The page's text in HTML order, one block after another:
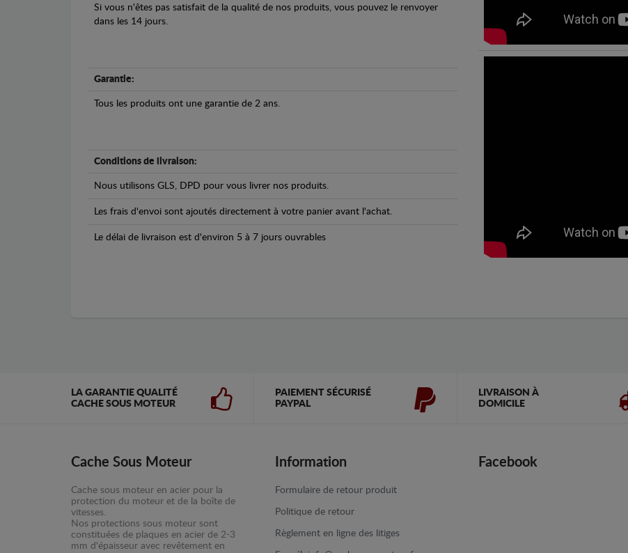
Si vous n'êtes pas satisfait de la qualité de nos produits, vous pouvez le renvoyer
dans les 14 jours.
Garantie:
Tous les produits ont une garantie de 2 ans.
Conditions de livraison:
Nous utilisons GLS, DPD pour vous livrer nos produits.
Les frais d'envoi sont ajoutés directement à votre panier avant l'achat.
Le délai de livraison est d'environ 5 à 7 jours ouvrables
LA GARANTIE QUALITÉ
CACHE SOUS MOTEUR
PAIEMENT SÉCURISÉ
PAYPAL
LIVRAISON À
DOMICILE
Cache Sous Moteur
Cache sous moteur en acier pour la
protection du moteur et de la boîte de
vitesses.
Nos protections sous moteur sont
constituées de plaques en acier de 2-3
mm d'épaisseur avec revêtement en
Information
Formulaire de retour produit
Politique de retour
Règlement en ligne des litiges
Facebook